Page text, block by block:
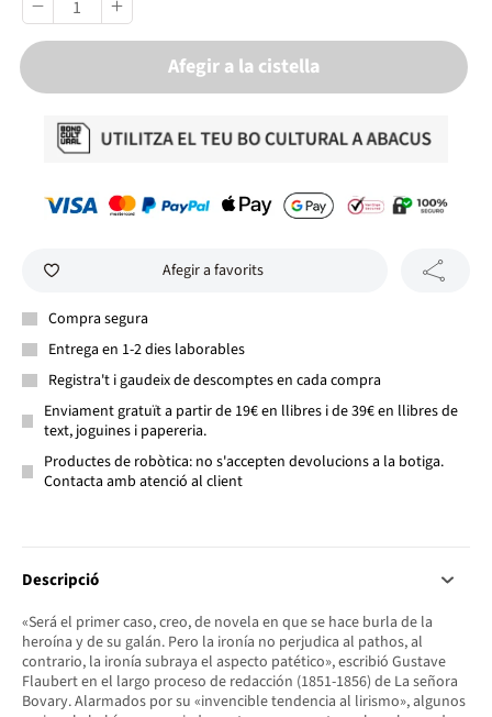
Afegir a la cistella
Afegir a favorits
Compra segura
Entrega en 1-2 dies laborables
Registra't i gaudeix de descomptes en cada compra
Enviament gratuït a partir de 19€ en llibres i de 39€ en llibres de
text, joguines i papereria.
Productes de robòtica: no s'accepten devolucions a la botiga.
Contacta amb atenció al client
Descripció
«Será el primer caso, creo, de novela en que se hace burla de la
heroína y de su galán. Pero la ironía no perjudica al pathos, al
contrario, la ironía subraya el aspecto patético», escribió Gustave
Flaubert en el largo proceso de redacción (1851-1856) de La señora
Bovary. Alarmados por su «invencible tendencia al lirismo», algunos